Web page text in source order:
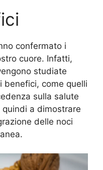
confermato i
cuore. Infatti,
studiate
benefici, come quelli
sulla salute
a dimostrare
delle noci